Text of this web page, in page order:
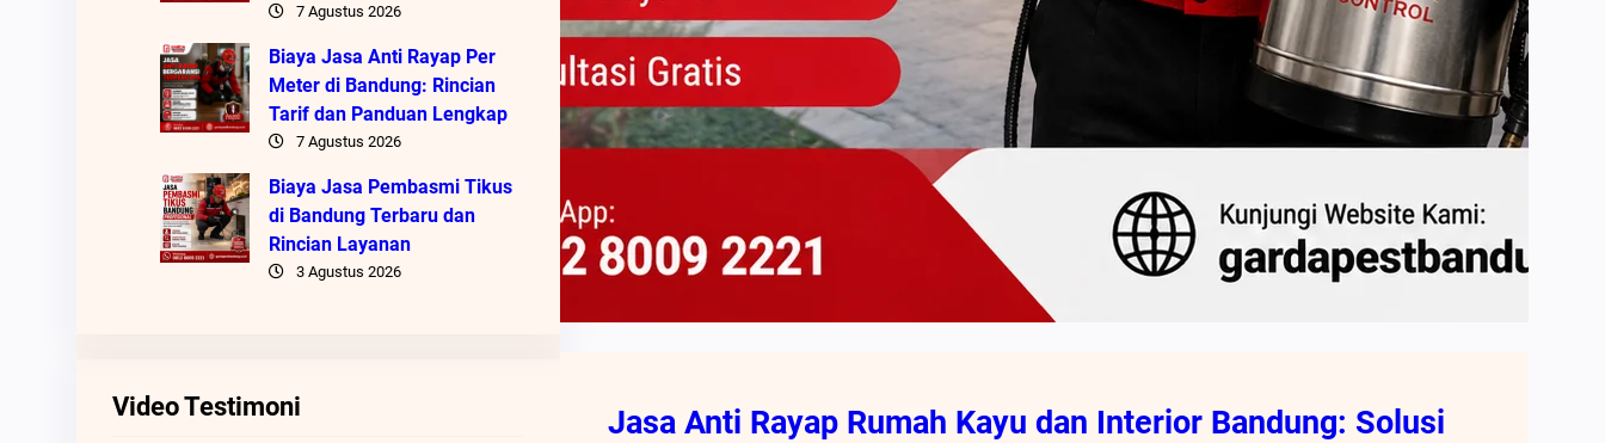
7 Agustus 2026
Biaya Jasa Anti Rayap Per
Meter di Bandung: Rincian
Tarif dan Panduan Lengkap
7 Agustus 2026
Biaya Jasa Pembasmi Tikus
di Bandung Terbaru dan
Rincian Layanan
3 Agustus 2026
Video Testimoni
Jasa Anti Rayap Rumah Kayu dan Interior Bandung: Solusi